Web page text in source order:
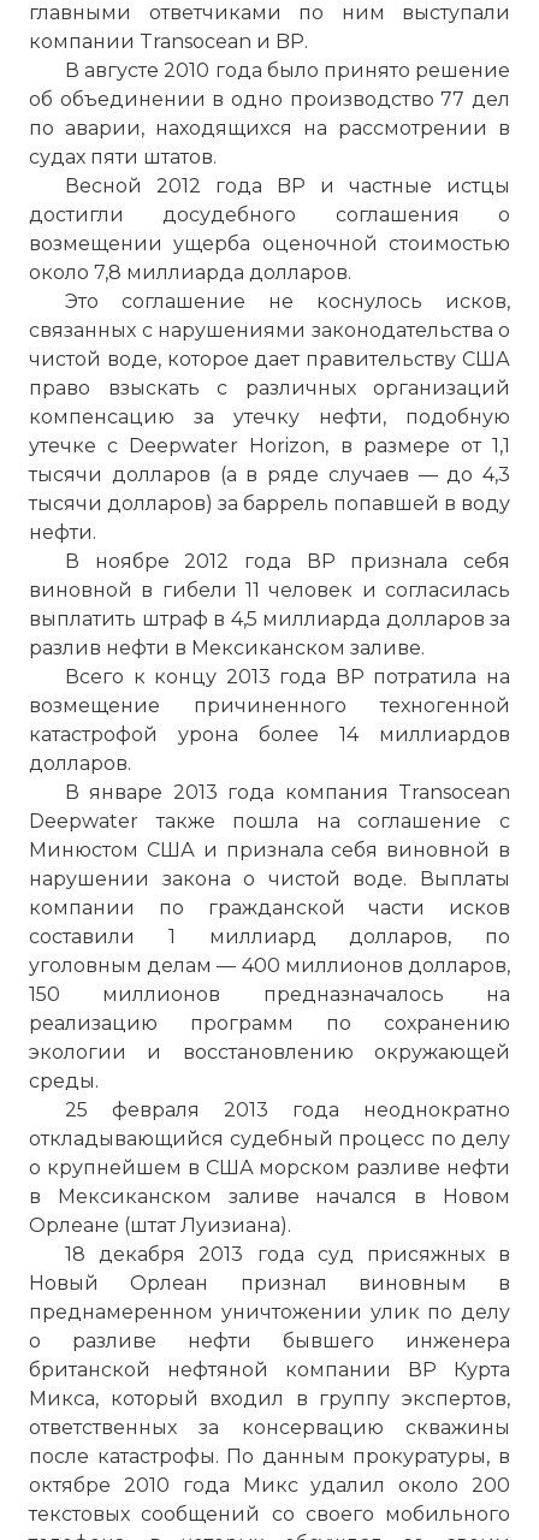
главными ответчиками по ним выступали
компании Transocean и BP.
В августе 2010 года было принято решение
об объединении в одно производство 77 дел
по аварии, находящихся на рассмотрении в
судах пяти штатов.
Весной 2012 года BP и частные истцы
достигли досудебного соглашения о
возмещении ущерба оценочной стоимостью
около 7,8 миллиарда долларов.
Это соглашение не коснулось исков,
связанных с нарушениями законодательства о
чистой воде, которое дает правительству США
право взыскать с различных организаций
компенсацию за утечку нефти, подобную
утечке с Deepwater Horizon, в размере от 1,1
тысячи долларов (а в ряде случаев — до 4,3
тысячи долларов) за баррель попавшей в воду
нефти.
В ноябре 2012 года ВР признала себя
виновной в гибели 11 человек и согласилась
выплатить штраф в 4,5 миллиарда долларов за
разлив нефти в Мексиканском заливе.
Всего к концу 2013 года ВР потратила на
возмещение причиненного техногенной
катастрофой урона более 14 миллиардов
долларов.
В январе 2013 года компания Transocean
Deepwater также пошла на соглашение с
Минюстом США и признала себя виновной в
нарушении закона о чистой воде. Выплаты
компании по гражданской части исков
составили 1 миллиард долларов, по
уголовным делам — 400 миллионов долларов,
150 миллионов предназначалось на
реализацию программ по сохранению
экологии и восстановлению окружающей
среды.
25 февраля 2013 года неоднократно
откладывающийся судебный процесс по делу
о крупнейшем в США морском разливе нефти
в Мексиканском заливе начался в Новом
Орлеане (штат Луизиана).
18 декабря 2013 года суд присяжных в
Новый Орлеан
признал виновным в
преднамеренном уничтожении улик по делу
о разливе нефти бывшего инженера
британской нефтяной компании ВР Курта
Микса, который входил в группу экспертов,
ответственных за консервацию скважины
после катастрофы. По данным прокуратуры, в
октябре 2010 года Микс удалил около 200
текстовых сообщений со своего мобильного